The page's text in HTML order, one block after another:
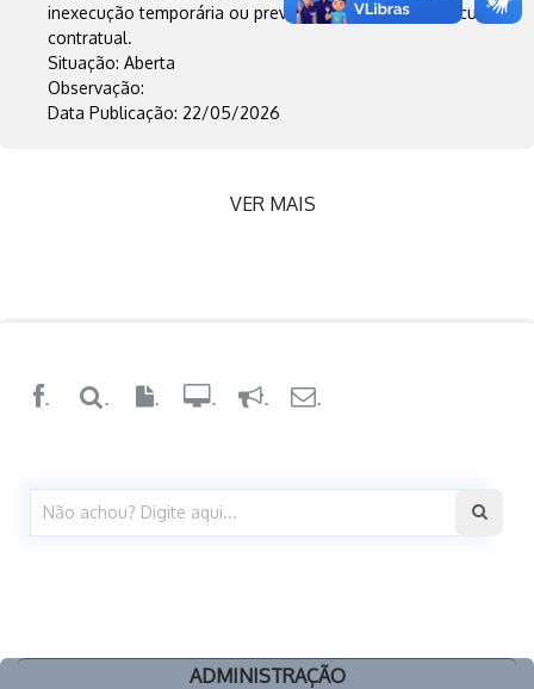
inexecução temporária ou previsão de reinício de execução
contratual.
Situação: Aberta
Observação:
Data Publicação: 22/05/2026
VER MAIS
. . .
ADMINISTRAÇÃO